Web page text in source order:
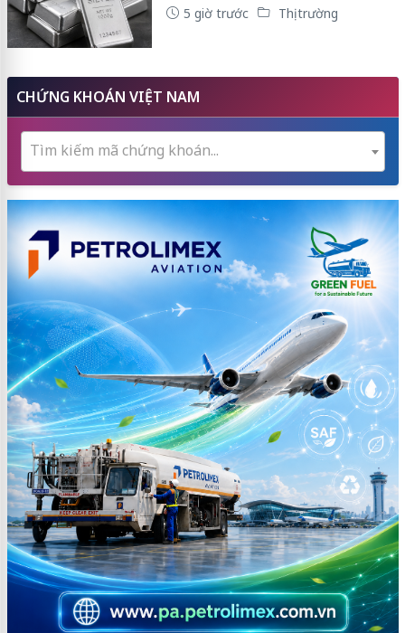
5 giờ trước Thị trường
CHỨNG KHOÁN VIỆT NAM
Tìm kiếm mã chứng khoán...